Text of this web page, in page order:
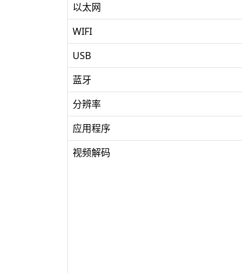
以太网
WIFI
USB
蓝牙
分辨率
应用程序
视频解码